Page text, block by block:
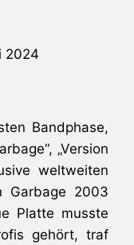
2024
Bandphase,
„Version
weltweiten
Garbage 2003
Platte musste
gehört, traf